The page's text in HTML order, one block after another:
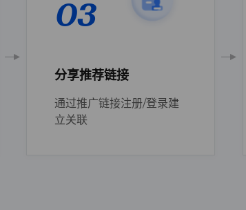
03
分享推荐链接
通过推广链接注册/登录建
立关联